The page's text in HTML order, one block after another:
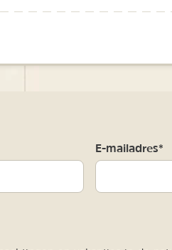
E-mailadres*